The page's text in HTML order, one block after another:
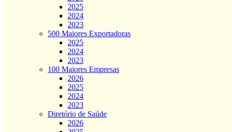
2025
2024
2023
500 Maiores Exportadoras
2025
2024
2023
100 Maiores Empresas
2026
2025
2024
2023
Diretório de Saúde
2026